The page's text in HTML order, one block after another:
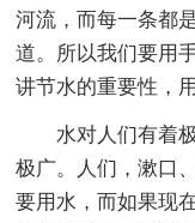
河流，而每一条都
道。所以我们要用
讲节水的重要性，
水对人们有着
极广。人们，漱口
要用水，而如果现